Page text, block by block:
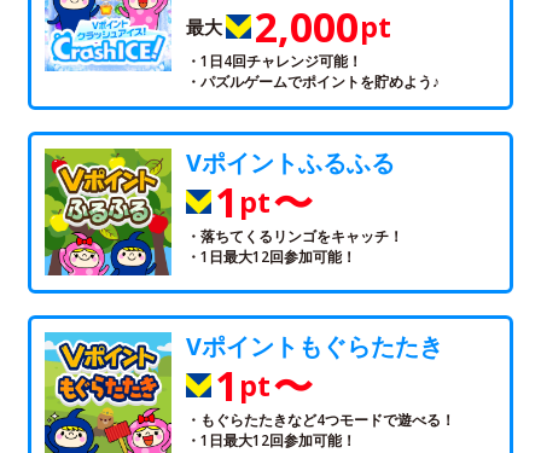
最大 2,000pt
・1日4回チャレンジ可能！
・パズルゲームでポイントを貯めよう♪
Vポイントふるふる
1 pt〜
・落ちてくるリンゴをキャッチ！
・1日最大12回参加可能！
Vポイントもぐらたたき
1 pt〜
・もぐらたたきなど4つモードで遊べる！
・1日最大12回参加可能！